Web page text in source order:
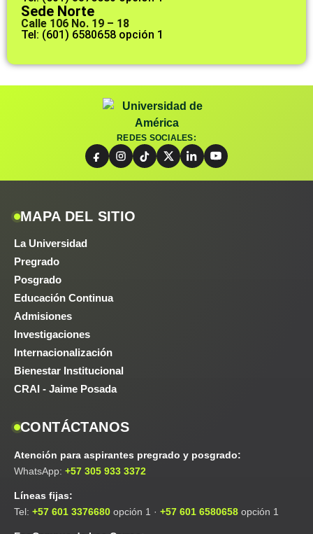
Sede Norte
Calle 106 No. 19 – 18
Tel: (601) 6580658 opción 1
REDES SOCIALES:
MAPA DEL SITIO
La Universidad
Pregrado
Posgrado
Educación Continua
Admisiones
Investigaciones
Internacionalización
Bienestar Institucional
CRAI - Jaime Posada
CONTÁCTANOS
Atención para aspirantes pregrado y posgrado:
WhatsApp: +57 305 933 3372
Líneas fijas:
Tel: +57 601 3376680 opción 1 · +57 601 6580658 opción 1